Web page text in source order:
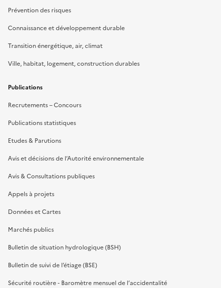
Prévention des risques
Connaissance et développement durable
Transition énergétique, air, climat
Ville, habitat, logement, construction durables
Publications
Recrutements – Concours
Publications statistiques
Etudes & Parutions
Avis et décisions de l’Autorité environnementale
Avis & Consultations publiques
Appels à projets
Données et Cartes
Marchés publics
Bulletin de situation hydrologique (BSH)
Bulletin de suivi de l’étiage (BSE)
Sécurité routière - Baromètre mensuel de l’accidentalité